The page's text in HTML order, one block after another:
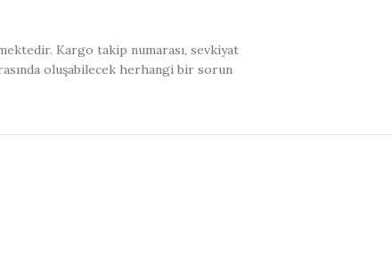
Kargo takip numarası, sevkiyat
oluşabilecek herhangi bir sorun